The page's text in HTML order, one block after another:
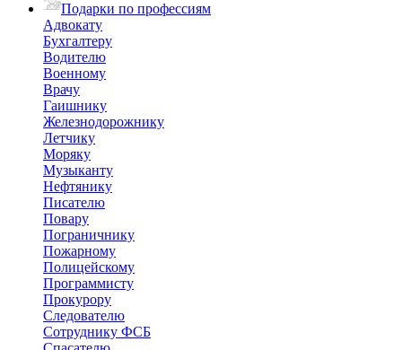
Подарки по профессиям
Адвокату
Бухгалтеру
Водителю
Военному
Врачу
Гаишнику
Железнодорожнику
Летчику
Моряку
Музыканту
Нефтянику
Писателю
Повару
Пограничнику
Пожарному
Полицейскому
Программисту
Прокурору
Следователю
Сотруднику ФСБ